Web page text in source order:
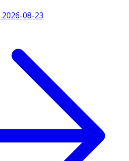
2026-08-23